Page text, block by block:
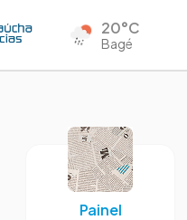
20°C
Bagé
Painel